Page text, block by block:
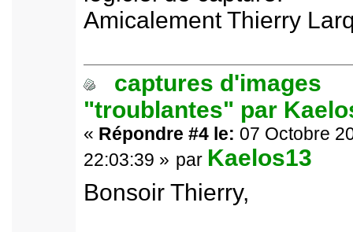
Amicalement Thierry
captures d'images
"troublantes" par
« Répondre #4 le: 07 Octobre
22:03:39 » par Kaelos13
Bonsoir Thierry,